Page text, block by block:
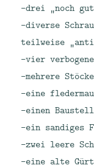
-drei „noch
-diverse
teilweise
-vier verbogene
-mehrere
-eine
-einen
-ein sandiges
-zwei leere
-eine alte